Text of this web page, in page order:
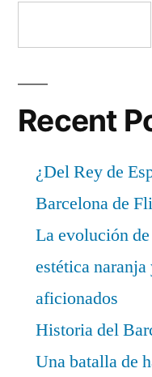
Recent
¿Del Rey de
Barcelona de
La evolución
estética
aficionados
Historia del
Una batalla de